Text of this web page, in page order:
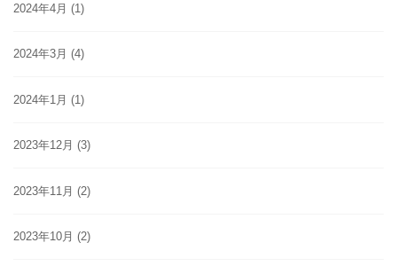
2024年4月 (1)
2024年3月 (4)
2024年1月 (1)
2023年12月 (3)
2023年11月 (2)
2023年10月 (2)